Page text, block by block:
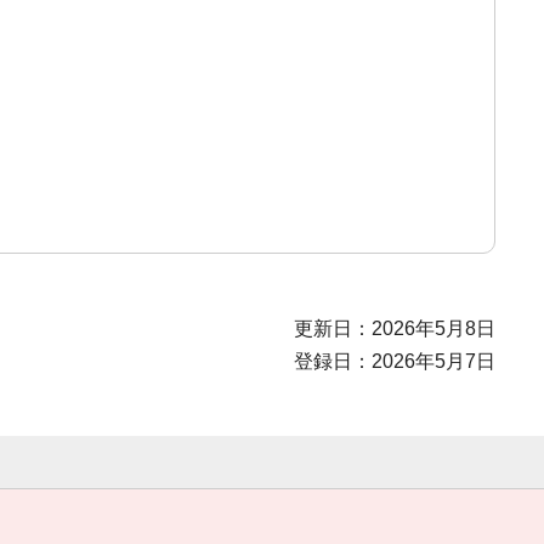
更新日：2026年5月8日
登録日：2026年5月7日